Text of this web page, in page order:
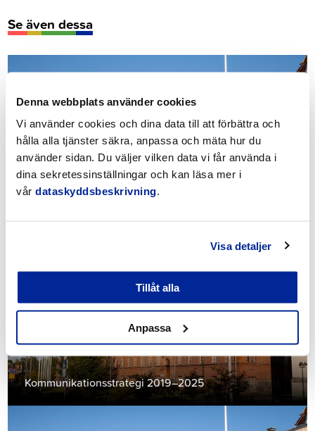
Denna webbplats använder cookies
Vi använder cookies och dina data till att förbättra och
hålla alla tjänster säkra, anpassa och mäta hur du
använder sidan. Du väljer vilken data vi får använda i
dina sekretessinställningar och kan läsa mer i
vår dataskyddsbeskrivning.
Visa detaljer
Tillåt alla
Anpassa
Se även dessa
Kommunikationsstrategi 2019–2025